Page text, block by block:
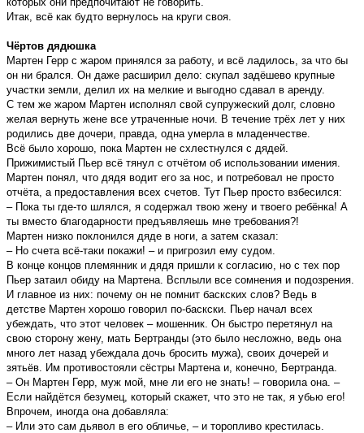
Итак, всё как будто вернулось на круги своя.
Чёртов дядюшка
Мартен Герр с жаром принялся за работу, и всё ладилось, за что бы
он ни брался. Он даже расширил дело: скупал задёшево крупные
участки земли, делил их на мелкие и выгодно сдавал в аренду.
С тем же жаром Мартен исполнял свой супружеский долг, словно
желая вернуть жене все утраченные ночи. В течение трёх лет у них
родились две дочери, правда, одна умерла в младенчестве.
Всё было хорошо, пока Мартен не схлестнулся с дядей.
Прижимистый Пьер всё тянул с отчётом об использовании имения.
Мартен понял, что дядя водит его за нос, и потребовал не просто
отчёта, а предоставления всех счетов. Тут Пьер просто взбесился:
– Пока ты где-то шлялся, я содержал твою жену и твоего ребёнка! А
ты вместо благодарности предъявляешь мне требования?!
Мартен низко поклонился дяде в ноги, а затем сказал:
– Но счета всё-таки покажи! – и пригрозил ему судом.
В конце концов племянник и дядя пришли к согласию, но с тех пор
Пьер затаил обиду на Мартена. Всплыли все сомнения и подозрения.
И главное из них: почему он не помнит баскских слов? Ведь в
детстве Мартен хорошо говорил по-баскски. Пьер начал всех
убеждать, что этот человек – мошенник. Он быстро перетянул на
свою сторону жену, мать Бертранды (это было несложно, ведь она
много лет назад убеждала дочь бросить мужа), своих дочерей и
зятьёв. Им противостояли сёстры Мартена и, конечно, Бертранда.
– Он Мартен Герр, муж мой, мне ли его не знать! – говорила она. –
Если найдётся безумец, который скажет, что это не так, я убью его!
Впрочем, иногда она добавляла:
– Или это сам дьявол в его обличье, – и торопливо крестилась.